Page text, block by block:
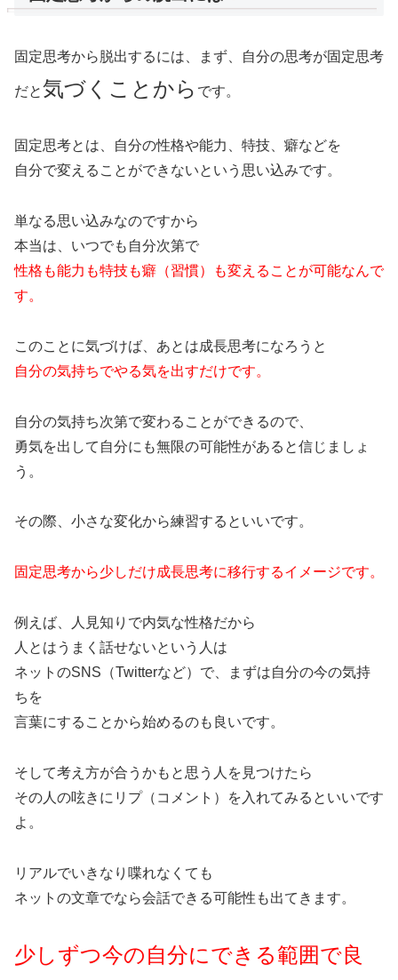
固定思考から脱出するには、まず、自分の思考が固定思考
だと気づくことから です。
固定思考とは、自分の性格や能力、特技、癖などを
自分で変えることができないという思い込みです。
単なる思い込みなのですから
本当は、いつでも自分次第で
性格も能力も特技も癖（習慣）も変えることが可能なんで
す。
このことに気づけば、あとは成長思考になろうと
自分の気持ちでやる気を出すだけです。
自分の気持ち次第で変わることができるので、
勇気を出して自分にも無限の可能性があると信じましょ
う。
その際、小さな変化から練習するといいです。
固定思考から少しだけ成長思考に移行するイメージです。
例えば、人見知りで内気な性格だから
人とはうまく話せないという人は
ネットのSNS（Twitterなど）で、まずは自分の今の気持
ちを
言葉にすることから始めるのも良いです。
そして考え方が合うかもと思う人を見つけたら
その人の呟きにリプ（コメント）を入れてみるといいです
よ。
リアルでいきなり喋れなくても
ネットの文章でなら会話できる可能性も出てきます。
少しずつ今の自分にできる範囲で良